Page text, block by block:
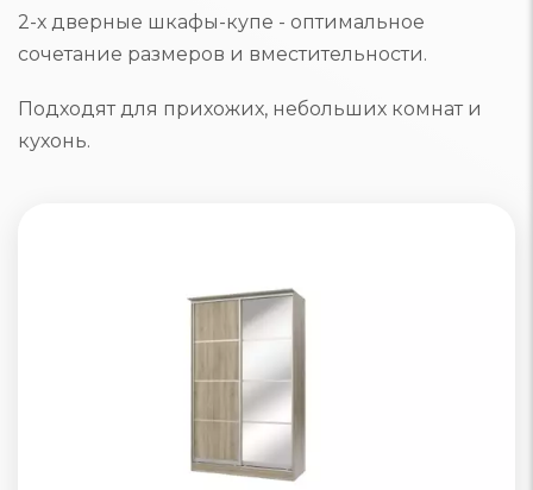
2-х дверные шкафы-купе - оптимальное
сочетание размеров и вместительности.
Подходят для прихожих, небольших комнат и
кухонь.